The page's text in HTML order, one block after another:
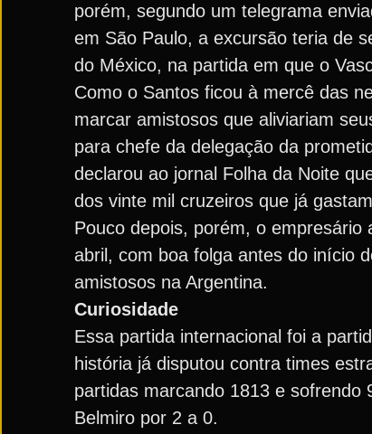
porém, segundo um telegrama
em São Paulo, a excursão teria de
do México, na partida em que o
Como o Santos ficou à mercê das
marcar amistosos que aliviariam
para chefe da delegação da
declarou ao jornal Folha da Noite
dos vinte mil cruzeiros que já
Pouco depois, porém, o
abril, com boa folga antes do início
amistosos na Argentina.
Curiosidade
Essa partida internacional foi a
história já disputou contra times
partidas marcando 1813 e sofrendo
Belmiro por 2 a 0.